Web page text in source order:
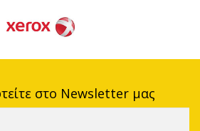
στο Newsletter μας